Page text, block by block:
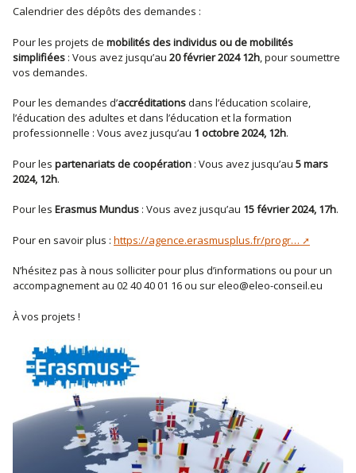
Calendrier des dépôts des demandes :
Pour les projets de mobilités des individus ou de mobilités
simplifiées: Vous avez jusqu’au 20 février 2024 12h, pour soumettre
vos demandes.
Pour les demandes d’accréditationsdans l’éducation scolaire,
l’éducation des adultes et dans l’éducation et la formation
professionnelle : Vous avez jusqu’au 1 octobre 2024, 12h.
Pour les partenariats de coopération: Vous avez jusqu’au 5 mars
2024, 12h.
Pour les Erasmus Mundus: Vous avez jusqu’au 15 février 2024, 17h.
Pour en savoir plus : https://agence.erasmusplus.fr/progr…
N’hésitez pas à nous solliciter pour plus d’informations ou pour un
accompagnement au 02 40 40 01 16 ou sur eleo@eleo-conseil.eu
À vos projets !